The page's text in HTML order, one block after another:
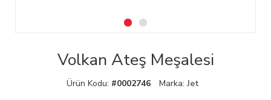
Volkan Ateş Meşalesi
Ürün Kodu: #0002746 Marka:Jet